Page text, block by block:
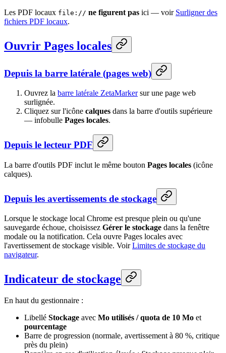
Les PDF locaux file:// ne figurent pas ici — voir Surligner des
fichiers PDF locaux.
Ouvrir Pages locales
Depuis la barre latérale (pages web)
Ouvrez la barre latérale ZetaMarkersur une page web
surlignée.
Cliquez sur l'icône calques dans la barre d'outils supérieure
— infobulle Pages locales.
Depuis le lecteur PDF
La barre d'outils PDF inclut le même bouton Pages locales (icône
calques).
Depuis les avertissements de stockage
Lorsque le stockage local Chrome est presque plein ou qu'une
sauvegarde échoue, choisissez Gérer le stockage dans la fenêtre
modale ou la notification. Cela ouvre Pages locales avec
l'avertissement de stockage visible. VoirLimites de stockage du
navigateur.
Indicateur de stockage
En haut du gestionnaire :
Libellé Stockage avec Mo utilisés / quota de 10 Mo et
pourcentage
Barre de progression (normale, avertissement à 80 %, critique
près du plein)